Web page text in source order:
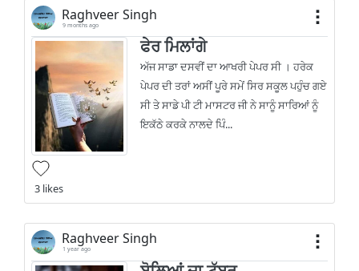
Raghveer Singh
9 months ago
ਫੇਰ ਮਿਲਾਂਗੇ
ਅੱਜ ਸਾਡਾ ਦਸਵੀਂ ਦਾ ਆਖਰੀ ਪੇਪਰ ਸੀ । ਹਰੇਕ
ਪੇਪਰ ਦੀ ਤਰਾਂ ਅਸੀਂ ਪੂਰੇ ਸਮੇਂ ਸਿਰ ਸਕੂਲ ਪਹੁੰਚ ਗਏ
ਸੀ ਤੇ ਸਾਡੇ ਪੀ ਟੀ ਮਾਸਟਰ ਜੀ ਨੇ ਸਾਨੂੰ ਸਾਰਿਆਂ ਨੂੰ
ਇਕੱਠੇ ਕਰਕੇ ਨਾਲਦੇ ਪਿੰ...
3 likes
Raghveer Singh
1 year ago